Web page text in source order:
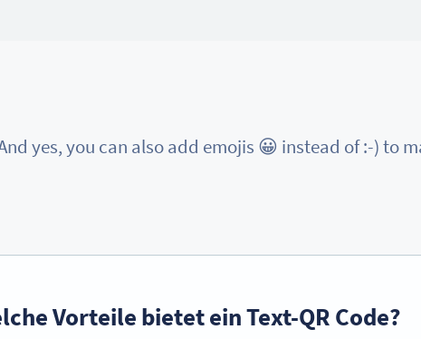
yes, you can also add emojis 😀 instead of :-) to
Vorteile bietet ein Text-QR Code?